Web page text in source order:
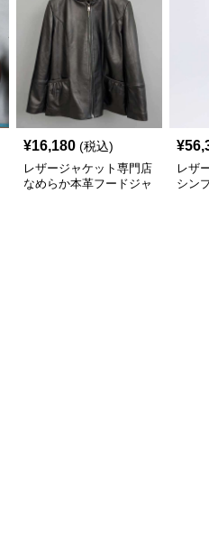
¥16,180 (税込)
レザージャケット専門店
なめらか本革フードジャ
¥
レザ
シン